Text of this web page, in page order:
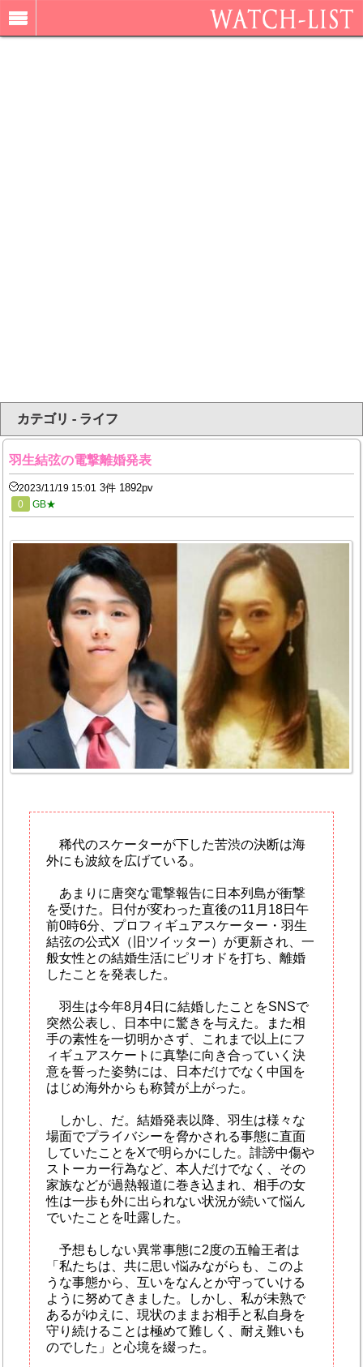
カテゴリ - ライフ
羽生結弦の電撃離婚発表
2023/11/19 15:01 3件 1892pv
0 GB★
稀代のスケーターが下した苦渋の決断は海
外にも波紋を広げている。
あまりに唐突な電撃報告に日本列島が衝撃
を受けた。日付が変わった直後の11月18日午
前0時6分、プロフィギュアスケーター・羽生
結弦の公式X（旧ツイッター）が更新され、一
般女性との結婚生活にピリオドを打ち、離婚
したことを発表した。
羽生は今年8月4日に結婚したことをSNSで
突然公表し、日本中に驚きを与えた。また相
手の素性を一切明かさず、これまで以上にフ
ィギュアスケートに真摯に向き合っていく決
意を誓った姿勢には、日本だけでなく中国を
はじめ海外からも称賛が上がった。
しかし、だ。結婚発表以降、羽生は様々な
場面でプライバシーを脅かされる事態に直面
していたことをXで明らかにした。誹謗中傷や
ストーカー行為など、本人だけでなく、その
家族などが過熱報道に巻き込まれ、相手の女
性は一歩も外に出られない状況が続いて悩ん
でいたことを吐露した。
予想もしない異常事態に2度の五輪王者は
「私たちは、共に思い悩みながらも、このよ
うな事態から、互いをなんとか守っていける
ように努めてきました。しかし、私が未熟で
あるがゆえに、現状のままお相手と私自身を
守り続けることは極めて難しく、耐え難いも
のでした」と心境を綴った。